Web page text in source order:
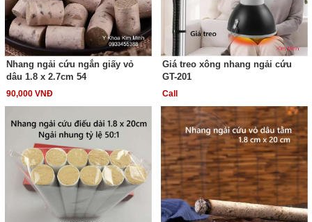
Nhang ngải cứu ngắn giấy vỏ
dâu 1.8 x 2.7cm 54
90,000 VNĐ
Giá treo xông nhang ngải cứu
GT-201
Call